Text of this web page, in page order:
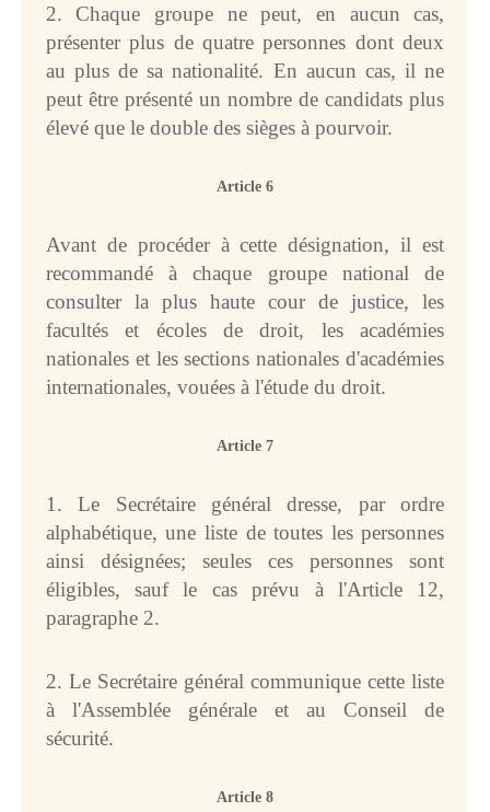
2. Chaque groupe ne peut, en aucun cas,
présenter plus de quatre personnes dont deux
au plus de sa nationalité. En aucun cas, il ne
peut être présenté un nombre de candidats plus
élevé que le double des sièges à pourvoir.
Article 6
Avant de procéder à cette désignation, il est
recommandé à chaque groupe national de
consulter la plus haute cour de justice, les
facultés et écoles de droit, les académies
nationales et les sections nationales d'académies
internationales, vouées à l'étude du droit.
Article 7
1. Le Secrétaire général dresse, par ordre
alphabétique, une liste de toutes les personnes
ainsi désignées; seules ces personnes sont
éligibles, sauf le cas prévu à l'Article 12,
paragraphe 2.
2. Le Secrétaire général communique cette liste
à l'Assemblée générale et au Conseil de
sécurité.
Article 8
ordonnances
Mémoires, plaidoiries
et documents
Actes et documents
relatifs à l’organisation
Manuel
Publications
commémoratives et
COUR PERMANENTE DE JUSTICE INTERNATIONALE
1930)
Série A/B : Recueil des
arrêts avis consultatifs
et ordonnances (à
partir de 1931)
Série C : Actes et
arrêts et aux avis
consultatifs de la Cour
/ Plaidoiries, exposés
oraux et documents